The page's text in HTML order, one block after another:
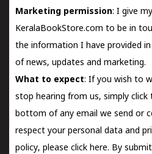
Marketing permission: I give
KeralaBookStore.com to be in
the information I have provided
of news, updates and marketing.
What to expect: If you wish to
stop hearing from us, simply click
bottom of any email we send or
respect your personal data and
policy, please click here. By